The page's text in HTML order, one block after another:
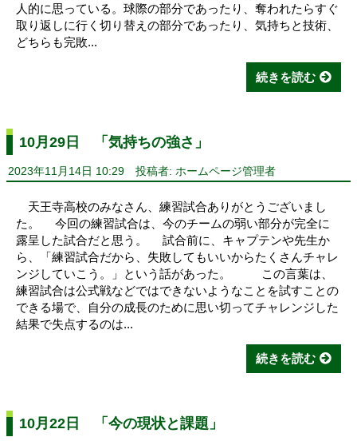
人的に思っている。球際の部分であったり、奪われたらすぐ
取り返しに行く切り替えの部分であったり、気持ちと技術、
どちらも完敗...
続きを読む
10月29日 「気持ちの強さ」
2023年11月14日 10:29 投稿者: ホームページ管理者
天王寺高校のみなさん、練習試合ありがとうございまし
た。 今回の練習試合は、今のチームの弱い部分が完全に
露呈した試合だと思う。 試合前に、キャプテンや先生か
ら、「練習試合だから、失敗してもいいからたくさんチャレ
ンジしていこう。」という話があった。 この言葉は、
練習試合は公式戦などではできないようなことを試すことの
できる場で、自分の成長のために思い切ってチャレンジした
結果で失点するのは...
続きを読む
10月22日 「今の現状と課題」